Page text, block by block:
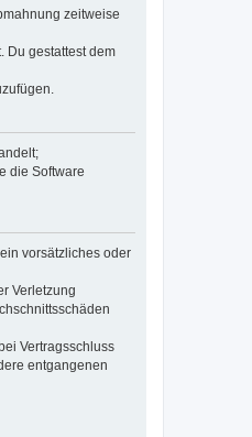
zeitweise
Du gestattest dem
die Software
vorsätzliches oder
Verletzung
Vertragsschluss
entgangenen